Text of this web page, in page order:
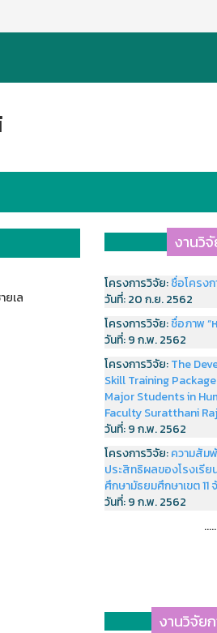
ยเล
งานวิ
โครงการวิจัย:ชื่อโครง
วันที่:20 ก.ย. 2562
โครงการวิจัย:ชื่อภาพ “
วันที่:9 ก.พ. 2562
โครงการวิจัย:The
Skill Training
Major Students in
Faculty Suratthani
วันที่:9 ก.พ. 2562
โครงการวิจัย:ความสัม
ประสิทธิผลของโรงเรี
ศึกษามัธยมศึกษาเขต
วันที่:9 ก.พ. 2562
งานวิจัยก